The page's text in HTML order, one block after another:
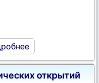
открытий